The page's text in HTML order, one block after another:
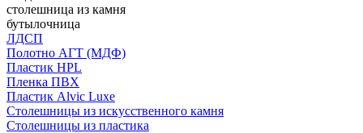
столешница из камня
бутылочница
ЛДСП
Полотно АГТ (МДФ)
Пластик HPL
Пленка ПВХ
Пластик Alvic Luxe
Столешницы из искусственного камня
Столешницы из пластика